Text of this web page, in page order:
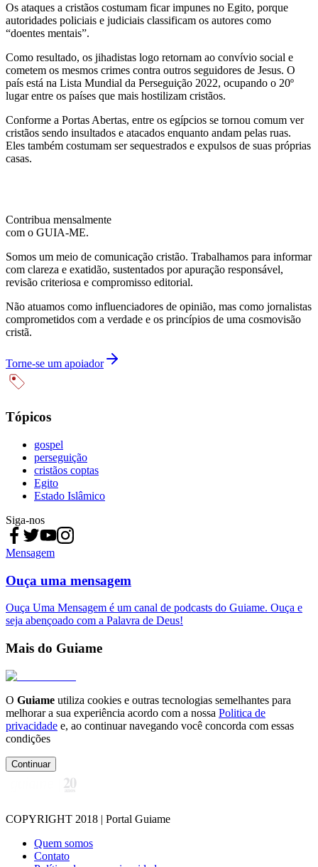
Os ataques a cristãos costumam ficar impunes no Egito, porque
autoridades policiais e judiciais classificam os autores como
“doentes mentais”.
Como resultado, os jihadistas logo retornam ao convívio social e
cometem os mesmos crimes contra outros seguidores de Jesus. O
país está na Lista Mundial da Perseguição 2022, ocupando o 20º
lugar entre os países que mais hostilizam cristãos.
Conforme a Portas Abertas, entre os egípcios se tornou comum ver
cristãos sendo insultados e atacados enquanto andam pelas ruas.
Eles também costumam ser sequestrados e expulsos de suas próprias
casas.
Contribua mensalmente
com o GUIA-ME.
Somos um meio de comunicação cristão. Trabalhamos para informar
com clareza e exatidão, sustentados por apuração responsável,
revisão criteriosa e compromisso editorial.
Não atuamos como influenciadores de opinião, mas como jornalistas
comprometidos com a verdade e os princípios de uma cosmovisão
cristã.
Torne-se um apoiador
Tópicos
gospel
perseguição
cristãos coptas
Egito
Estado Islâmico
Siga-nos
Mensagem
Ouça uma mensagem
Ouça Uma Mensagem é um canal de podcasts do Guiame. Ouça e
seja abençoado com a Palavra de Deus!
Mais do Guiame
O Guiame utiliza cookies e outras tecnologias semelhantes para
melhorar a sua experiência acordo com a nossa Politica de
privacidade e, ao continuar navegando você concorda com essas
condições
Continuar
COPYRIGHT 2018 | Portal Guiame
Quem somos
Contato